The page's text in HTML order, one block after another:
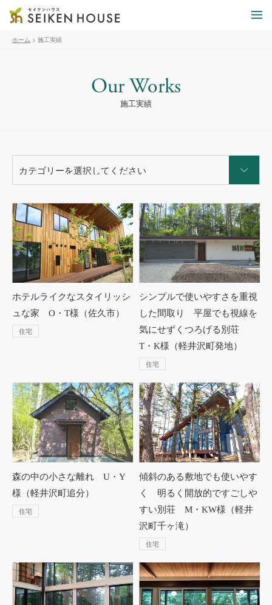
ホーム > 施工実績
Our Works
施工実績
ホテルライクなスタイリッシ
ュな家 O・T様（佐久市）
住宅
シンプルで使いやすさを重視
した間取り 平屋でも視線を
気にせずくつろげる別荘
T・K様（軽井沢町発地）
住宅
森の中の小さな離れ U・Y
様（軽井沢町追分）
住宅
傾斜のある敷地でも使いやす
く 明るく開放的ですごしや
すい別荘 M・KW様（軽井
沢町千ヶ滝）
住宅